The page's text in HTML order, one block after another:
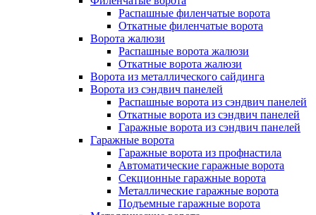
Распашные филенчатые ворота
Откатные филенчатые ворота
Ворота жалюзи
Распашные ворота жалюзи
Откатные ворота жалюзи
Ворота из металлического сайдинга
Ворота из сэндвич панелей
Распашные ворота из сэндвич панелей
Откатные ворота из сэндвич панелей
Гаражные ворота из сэндвич панелей
Гаражные ворота
Гаражные ворота из профнастила
Автоматические гаражные ворота
Секционные гаражные ворота
Металлические гаражные ворота
Подъемные гаражные ворота